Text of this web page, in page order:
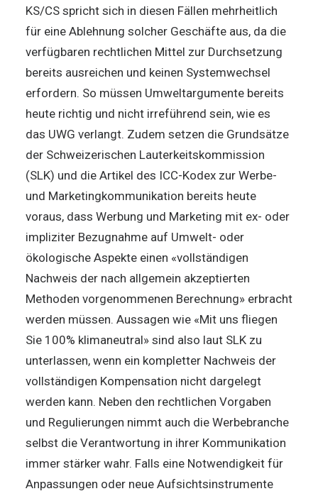
KS/CS spricht sich in diesen Fällen mehrheitlich
für eine Ablehnung solcher Geschäfte aus, da die
verfügbaren rechtlichen Mittel zur Durchsetzung
bereits ausreichen und keinen Systemwechsel
erfordern. So müssen Umweltargumente bereits
heute richtig und nicht irreführend sein, wie es
das UWG verlangt. Zudem setzen die Grundsätze
der Schweizerischen Lauterkeitskommission
(SLK) und die Artikel des ICC-Kodex zur Werbe-
und Marketingkommunikation bereits heute
voraus, dass Werbung und Marketing mit ex- oder
impliziter Bezugnahme auf Umwelt- oder
ökologische Aspekte einen «vollständigen
Nachweis der nach allgemein akzeptierten
Methoden vorgenommenen Berechnung» erbracht
werden müssen. Aussagen wie «Mit uns fliegen
Sie 100% klimaneutral» sind also laut SLK zu
unterlassen, wenn ein kompletter Nachweis der
vollständigen Kompensation nicht dargelegt
werden kann. Neben den rechtlichen Vorgaben
und Regulierungen nimmt auch die Werbebranche
selbst die Verantwortung in ihrer Kommunikation
immer stärker wahr. Falls eine Notwendigkeit für
Anpassungen oder neue Aufsichtsinstrumente